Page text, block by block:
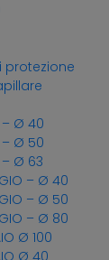
protezione
– Ø 40
– Ø 50
– Ø 63
– Ø 40
– Ø 50
– Ø 80
Ø 100
Ø 40